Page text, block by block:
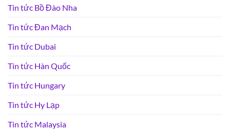
Tin tức Bồ Đào Nha
Tin tức Đan Mạch
Tin tức Dubai
Tin tức Hàn Quốc
Tin tức Hungary
Tin tức Hy Lạp
Tin tức Malaysia